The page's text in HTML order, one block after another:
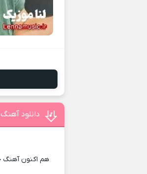
دانلود
هم اکنون آهنگ